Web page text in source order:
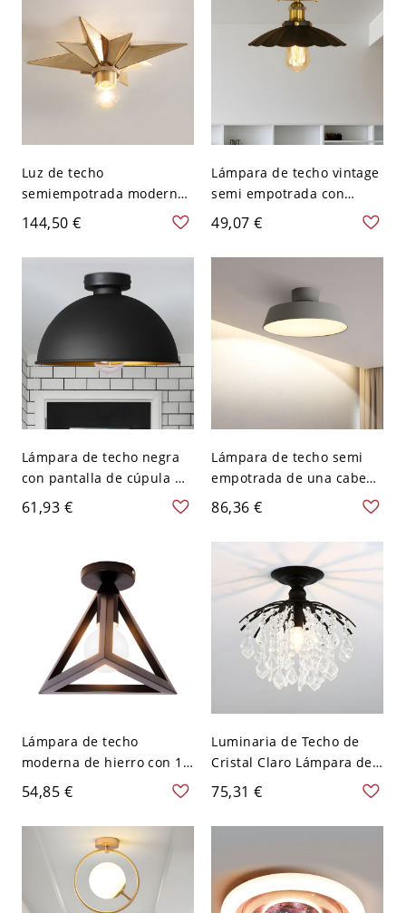
Luz de techo
semiempotrada moderna
Gold Star, 1 luz, 10-14
pulgadas,
LED/Incandescente/Fluore
scente - 110 A 120 V
144,50 €
Lámpara de techo vintage
semi empotrada con
borde festoneado, una
bombilla, iluminación
metálica empotrada en
49,07 €
Lámpara de techo negra
con pantalla de cúpula de
metal para montaje
empotrado de 1 luz en
61,93 €
Lámpara de techo semi
empotrada de una cabeza
en gris metálico para
dormitorio, Nordic Barn
Shade Ceiling Lighting
86,36 €
Lámpara de techo
moderna de hierro con 1
cabeza en forma de
triángulo semi empotrada
en gris para dormitorio
54,85 €
Luminaria de Techo de
Cristal Claro Lámpara de
Techo Semi Empotrada
Modernista para Entrada -
110 A 120 V Negro A
75,31 €